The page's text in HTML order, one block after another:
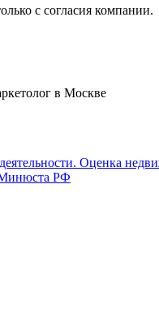
с согласия компании.
в Москве